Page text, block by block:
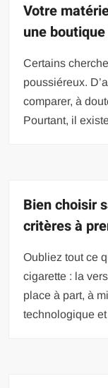
Votre
une
Certains
poussiéreux.
comparer, à
Pourtant, il
Bien choisir
critères à
Oubliez tout ce
cigarette : la
place à part, à
technologique